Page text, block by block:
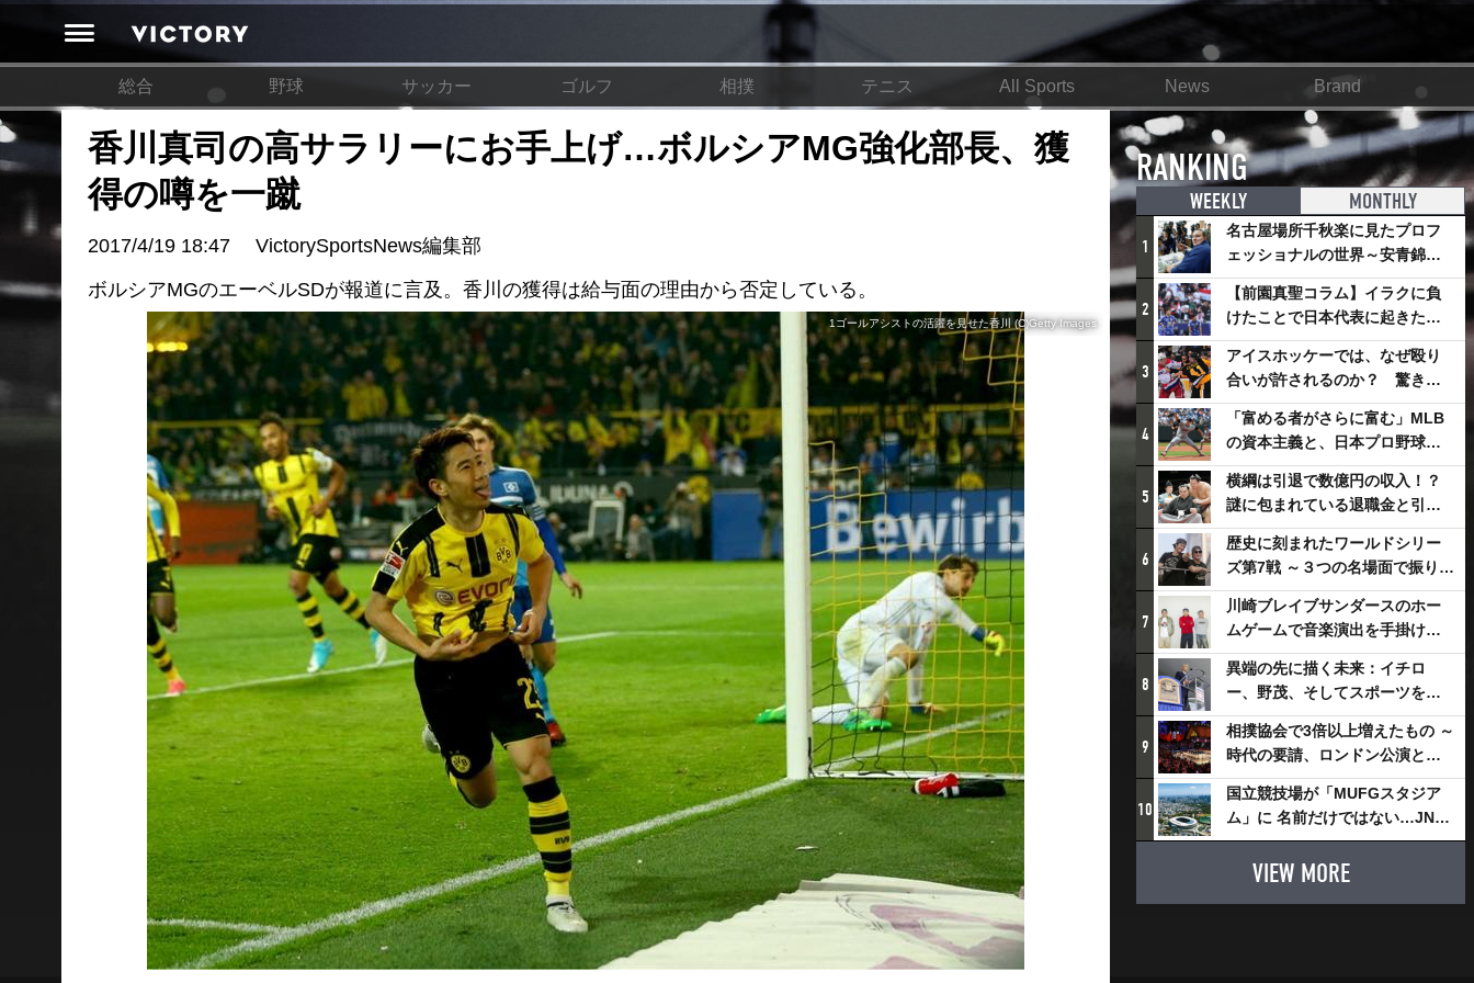
総合 野球 サッカー ゴルフ 相撲 テニス All Sports News Brand
香川真司の高サラリーにお手上げ…ボルシアMG強化部長、獲
得の噂を一蹴
2017/4/19 18:47
VictorySportsNews編集部
ボルシアMGのエーベルSDが報道に言及。香川の獲得は給与面の理由から否定している。
1ゴールアシストの活躍を見せた香川 (C)Getty Images
RANKING
WEEKLY MONTHLY
1
名古屋場所千秋楽に見たプロフ
ェッショナルの世界～安青錦の
優勝を巡るさまざまなドラマ
2
【前園真聖コラム】イラクに負
けたことで日本代表に起きたプ
ラスとは
3
アイスホッケーでは、なぜ殴り
合いが許されるのか？ 驚きの
「ファイティング」ルールにつ
いて
4
「富める者がさらに富む」MLB
の資本主義と、日本プロ野球が
踏み出せない一歩
5
横綱は引退で数億円の収入！？
謎に包まれている退職金と引退
相撲興行
6
歴史に刻まれたワールドシリー
ズ第7戦 ～３つの名場面で振り返
る～
7
川崎ブレイブサンダースのホー
ムゲームで音楽演出を手掛ける
スチャダラパーが川崎新！アリ
ーナシティ・プロジェクトを語
る 「楽しみでしかないでしょ。
川崎は、ずっと成長曲線だか
ら」
8
異端の先に描く未来：イチロ
ー、野茂、そしてスポーツを支
える科学界の挑戦
9
相撲協会で3倍以上増えたもの ～
時代の要請、ロンドン公演と古
式大相撲
10
国立競技場が「MUFGスタジア
ム」に 名前だけではない…JNSE
とMUFGが“共創”し描く地域活
性化・社会価値創造の近未来図
VIEW MORE